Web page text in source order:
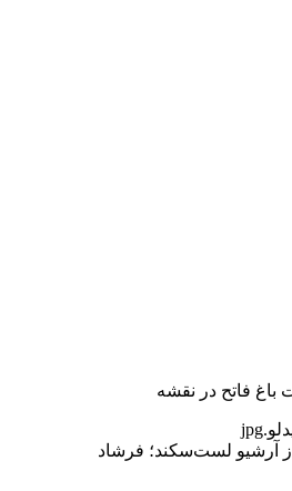
باغ فاتح در نقشه
آرشیو لست‌سکند؛ فرشاد